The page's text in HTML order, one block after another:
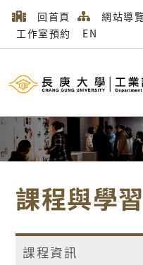
回首頁 網站導
工作室預約
EN
課程與學習
課程資訊